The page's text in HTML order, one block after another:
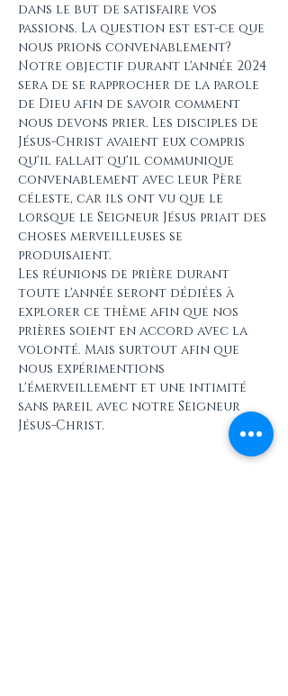
dans le but de satisfaire vos
passions. La question est est-ce que
nous prions convenablement?
Notre objectif durant l'année 2024
sera de se rapprocher de la parole
de Dieu afin de savoir comment
nous devons prier. Les disciples de
Jésus-Christ avaient eux compris
qu'il fallait qu'il communique
convenablement avec leur Père
céleste, car ils ont vu que le
lorsque le Seigneur Jésus priait des
choses merveilleuses se
produisaient.
Les réunions de prière durant
toute l'année seront dédiées à
explorer ce thème afin que nos
prières soient en accord avec la
volonté. Mais surtout afin que
nous expérimentions
l'émerveillement et une intimité
sans pareil avec notre Seigneur
Jésus-Christ.